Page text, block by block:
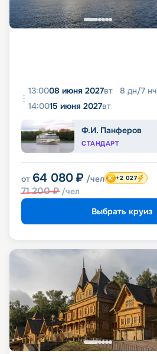
13:0008 июня 2027вт 8 дн/7 нч
14:0015 июня 2027вт
Ф.И. Панферов
СТАНДАРТ
от 64 080 ₽ /чел
71 200₽ /чел
+2 027
Выбрать круиз